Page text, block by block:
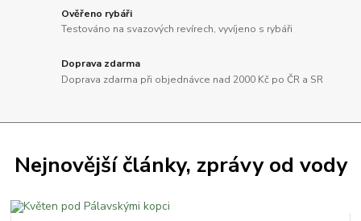
Ověřeno rybáři
Testováno na svazových revírech, vyvíjeno s rybáři
Doprava zdarma
Doprava zdarma při objednávce nad 2000 Kč po ČR a SR
Nejnovější články, zprávy od vody